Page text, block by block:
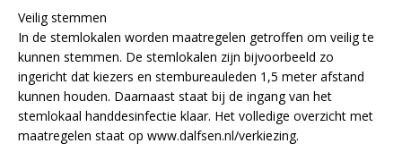
Veilig stemmen
In de stemlokalen worden maatregelen getroffen om veilig te
kunnen stemmen. De stemlokalen zijn bijvoorbeeld zo
ingericht dat kiezers en stembureauleden 1,5 meter afstand
kunnen houden. Daarnaast staat bij de ingang van het
stemlokaal handdesinfectie klaar. Het volledige overzicht met
maatregelen staat op www.dalfsen.nl/verkiezing.